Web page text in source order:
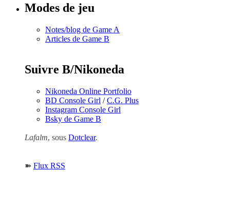
Modes de jeu
Notes/blog de Game A
Articles de Game B
Suivre B/Nikoneda
Nikoneda Online Portfolio
BD Console Girl /C.G. Plus
Instagram Console Girl
Bsky de Game B
Lafalm, sous Dotclear.
➽ Flux RSS